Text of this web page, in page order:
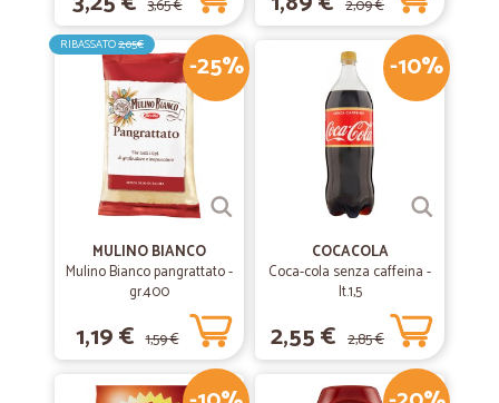
3,65 € 2,09 €
-25%
RIBASSATO2,05€
MULINO BIANCO
Mulino Bianco pangrattato -
gr.400
1,19 € 1,59 €
-10%
COCACOLA
Coca-cola senza caffeina -
lt.1,5
2,55 € 2,85 €